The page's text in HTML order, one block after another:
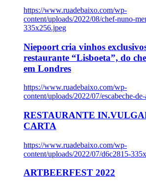
https://www.ruadebaixo.com/wp-
content/uploads/2022/08/chef-nuno-
335x256.jpeg
Niepoort cria vinhos
restaurante “Lisboeta”, do
em Londres
https://www.ruadebaixo.com/wp-
content/uploads/2022/07/escabeche-
RESTAURANTE
CARTA
https://www.ruadebaixo.com/wp-
content/uploads/2022/07/d6c2815-
ARTBEERFEST 2022